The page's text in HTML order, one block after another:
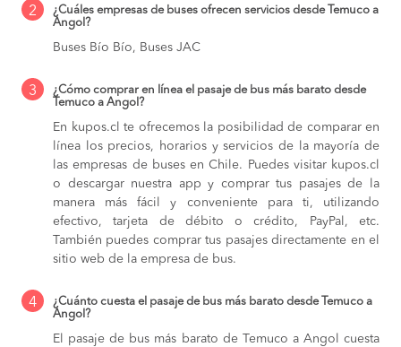
2
¿Cuáles empresas de buses ofrecen servicios desde Temuco a
Angol?
Buses Bío Bío, Buses JAC
3
¿Cómo comprar en línea el pasaje de bus más barato desde
Temuco a Angol?
En kupos.cl te ofrecemos la posibilidad de comparar en
línea los precios, horarios y servicios de la mayoría de
las empresas de buses en Chile. Puedes visitar kupos.cl
o descargar nuestra app y comprar tus pasajes de la
manera más fácil y conveniente para ti, utilizando
efectivo, tarjeta de débito o crédito, PayPal, etc.
También puedes comprar tus pasajes directamente en el
sitio web de la empresa de bus.
4
¿Cuánto cuesta el pasaje de bus más barato desde Temuco a
Angol?
El pasaje de bus más barato de Temuco a Angol cuesta